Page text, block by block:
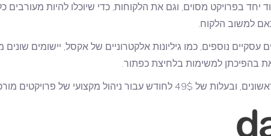
יחד בפרויקט מסוים, וגם את הלקוחות, כדי שיוכלו להיות
למשוב הלקוח.
עסקיים נוספים, כמו גיליונות אלקטרוניים של אקסל, יישומים
בהפיכתן למשימות בלחיצת כפתור.